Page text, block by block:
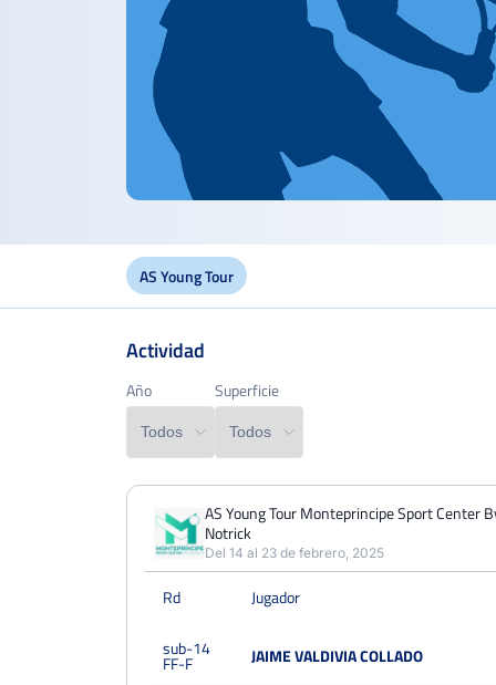
AS Young Tour
Edad
Año Superficie
PERDIDOSPARTIDOSGANADOS
0
PERDIDOS JUEGOS GANADOS
Actividad
Año Superficie
AS Young Tour Monteprincipe Sport Center
Notrick
Del 14 al 23 de febrero, 2025
Rd Jugador
sub-14
FF-F JAIME VALDIVIA COLLADO